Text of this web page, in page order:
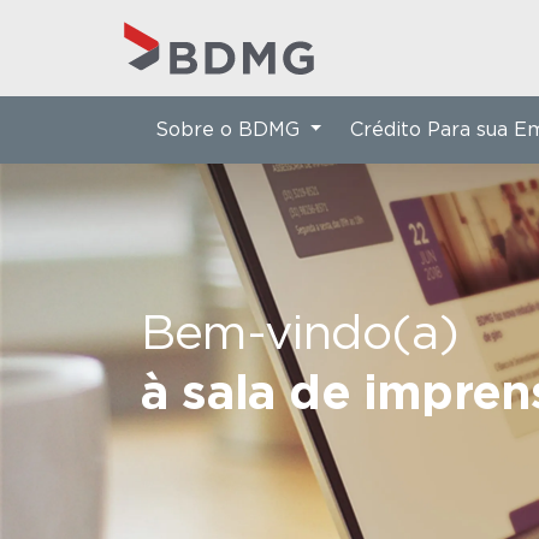
Bem-vindo(a)
à sala de
Sobre o BDMG Crédito Para sua